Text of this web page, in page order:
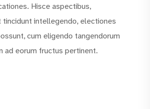
Hisce aspectibus,
intellegendo, electiones
cum eligendo tangendorum
ad eorum fructus pertinent.